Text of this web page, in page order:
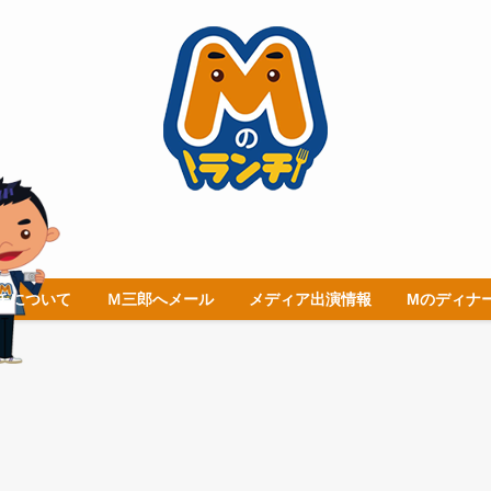
について Ｍ三郎へメール メディア出演情報 Mのディナ